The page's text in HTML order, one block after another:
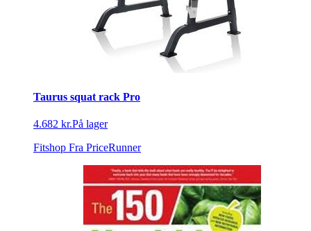
Taurus squat rack Pro
4.682 kr.På lager
Fitshop Fra PriceRunner